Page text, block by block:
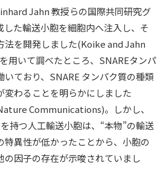
Jahn 教授らの国際共同研究グ
した輸送小胞を細胞内へ注入し、そ
法を開発しました(Koike and Jahn
用いて調べたところ、SNAREタンパ
いており、SNARE タンパク質の種類
変わることを明らかにしました
Communications)。しかし、
持つ人工輸送小胞は、“本物”の輸送
特異性が低かったことから、小胞の
の因子の存在が示唆されていまし